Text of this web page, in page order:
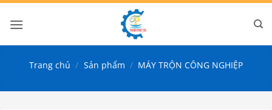
Bỏ
qua
Trang chủ / Sản phẩm / MÁY TRỘN CÔNG NGHIỆP